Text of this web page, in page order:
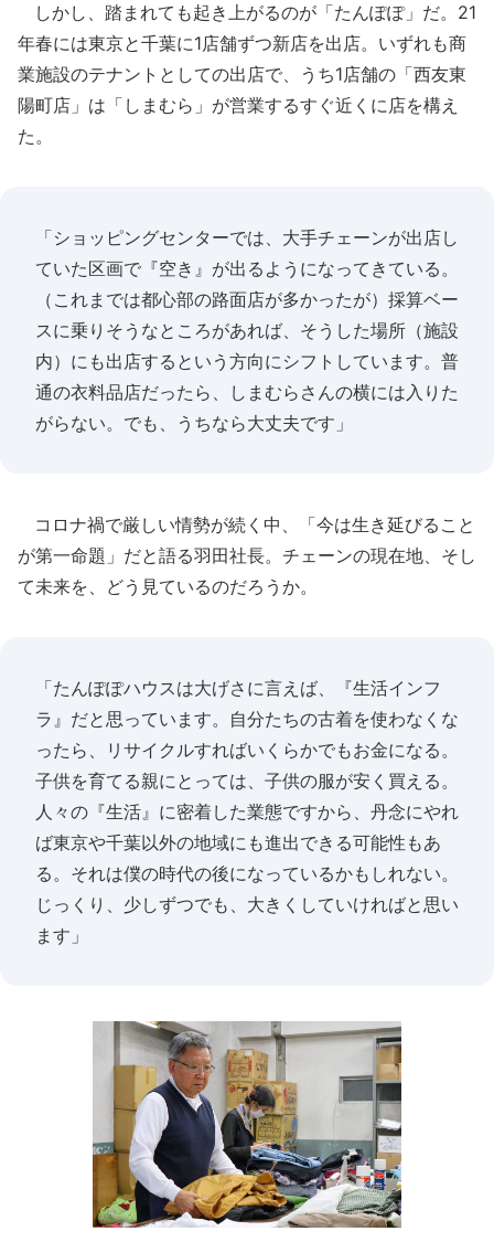
しかし、踏まれても起き上がるのが「たんぽぽ」だ。21
年春には東京と千葉に1店舗ずつ新店を出店。いずれも商
業施設のテナントとしての出店で、うち1店舗の「西友東
陽町店」は「しまむら」が営業するすぐ近くに店を構え
た。
「ショッピングセンターでは、大手チェーンが出店し
ていた区画で『空き』が出るようになってきている。
（これまでは都心部の路面店が多かったが）採算ベー
スに乗りそうなところがあれば、そうした場所（施設
内）にも出店するという方向にシフトしています。普
通の衣料品店だったら、しまむらさんの横には入りた
がらない。でも、うちなら大丈夫です」
コロナ禍で厳しい情勢が続く中、「今は生き延びること
が第一命題」だと語る羽田社長。チェーンの現在地、そし
て未来を、どう見ているのだろうか。
「たんぽぽハウスは大げさに言えば、『生活インフ
ラ』だと思っています。自分たちの古着を使わなくな
ったら、リサイクルすればいくらかでもお金になる。
子供を育てる親にとっては、子供の服が安く買える。
人々の『生活』に密着した業態ですから、丹念にやれ
ば東京や千葉以外の地域にも進出できる可能性もあ
る。それは僕の時代の後になっているかもしれない。
じっくり、少しずつでも、大きくしていければと思い
ます」